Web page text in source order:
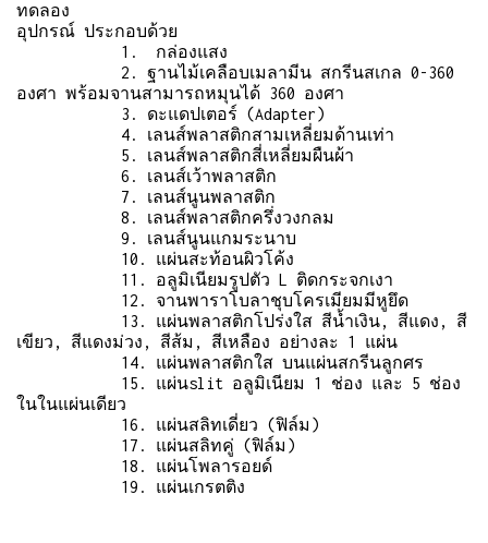
ทดลอง
อุปกรณ์ ประกอบด้วย
1. กล่องแสง
2. ฐานไม้เคลือบเมลามีน สกรีนสเกล 0-360
องศา พร้อมจานสามารถหมุนได้ 360 องศา
3. ดะแดปเตอร์ (Adapter)
4. เลนส์พลาสติกสามเหลี่ยมด้านเท่า
5. เลนส์พลาสติกสี่เหลี่ยมผืนผ้า
6. เลนส์เว้าพลาสติก
7. เลนส์นูนพลาสติก
8. เลนส์พลาสติกครึ่งวงกลม
9. เลนส์นูนแกมระนาบ
10. แผ่นสะท้อนผิวโค้ง
11. อลูมิเนียมรูปตัว L ติดกระจกเงา
12. จานพาราโบลาชุบโครเมียมมีหูยึด
13. แผ่นพลาสติกโปร่งใส สีน้ำเงิน, สีแดง, สี
เขียว, สีแดงม่วง, สีส้ม, สีเหลือง อย่างละ 1 แผ่น
14. แผ่นพลาสติกใส บนแผ่นสกรีนลูกศร
15. แผ่นslit อลูมิเนียม 1 ช่อง และ 5 ช่อง
ในในแผ่นเดียว
16. แผ่นสลิทเดี่ยว (ฟิล์ม)
17. แผ่นสลิทคู่ (ฟิล์ม)
18. แผ่นโพลารอยด์
19. แผ่นเกรตติง